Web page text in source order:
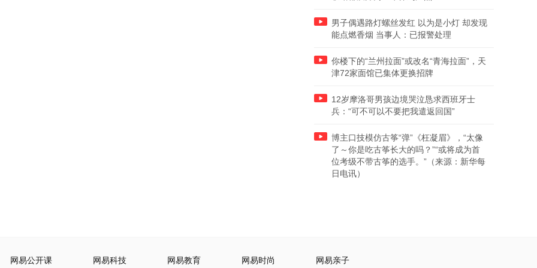
男子偶遇路灯螺丝发红 以为是小灯 却发现
能点燃香烟 当事人：已报警处理
你楼下的“兰州拉面”或改名“青海拉面”，天
津72家面馆已集体更换招牌
12岁摩洛哥男孩边境哭泣恳求西班牙士
兵：“可不可以不要把我遣返回国”
博主口技模仿古筝“弹”《枉凝眉》，“太像
了～你是吃古筝长大的吗？”“或将成为首
位考级不带古筝的选手。”（来源：新华每
日电讯）
网易公开课 网易科技 网易教育 网易时尚 网易亲子